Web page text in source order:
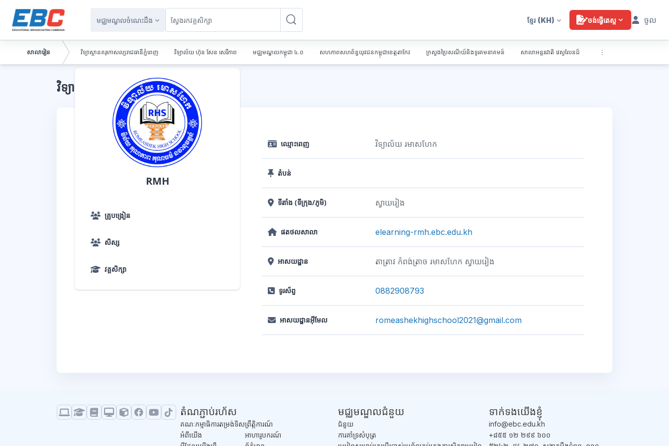
មជ្ឈមណ្ឌលចំណេះដឹង
ខ្មែរ (KH) ចង់ធ្វើតេស្ត ចូល
វិទ្យាល័យ រមាសហែក
សាលារៀន វិទ្យាស្ថានគរុកោសល្យរាជធានីភ្នំពេញ វិទ្យាល័យ ហ៊ុន សែន សេរីភាព មជ្ឈមណ្ឌលកម្ពុជា ៤.០ សហភាពសហព័ន្ធយុវជនកម្ពុជាខេត្តតាកែវ ក្រសួងប្រៃសណីយ៍និងទូរគមនាគមន៍ សាលាអន្តរជាតិ វេស្ទលែនដ៍
RMH
គ្រូបង្រៀន
សិស្ស
វគ្គសិក្សា
ឈ្មោះពេញ វិទ្យាល័យ រមាសហែក
តំបន់
ទីតាំង (ទីក្រុង/ភូមិ) ស្វាយរៀង
ផតថលសាលា elearning-rmh.ebc.edu.kh
អាសយដ្ឋាន តាត្រាវ កំពង់ត្រាច រមាសហែក ស្វាយរៀង
ទូរស័ព្ទ 0882908793
អាសយដ្ឋានអ៊ីមែល romeashekhighschool2021@gmail.com
តំណភ្ជាប់រហ័ស
គណៈកម្មាធិការតម្រង់ទិស
អំពីយើង
ព្រឹត្តិការណ៍
អាហារូបករណ៍
មជ្ឈមណ្ឌលជំនួយ
ជំនួយ
​ការគាំទ្រសំបុត្រ
ទាក់ទង​យើងខ្ញុំ
info@ebc.edu.kh
+៨៥៥ ១២ ២៩៩ ៦០០